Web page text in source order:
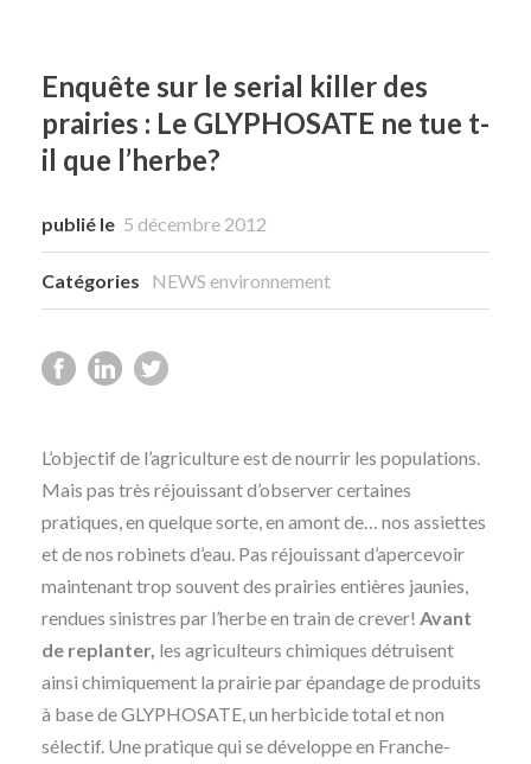
Enquête sur le serial killer des
prairies : Le GLYPHOSATE ne tue t-
il que l’herbe?
publié le 5 décembre 2012
Catégories NEWS environnement
L’objectif de l’agriculture est de nourrir les populations.
Mais pas très réjouissant d’observer certaines
pratiques, en quelque sorte, en amont de… nos assiettes
et de nos robinets d’eau. Pas réjouissant d’apercevoir
maintenant trop souvent des prairies entières jaunies,
rendues sinistres par l’herbe en train de crever! Avant
de replanter, les agriculteurs chimiques détruisent
ainsi chimiquement la prairie par épandage de produits
à base de GLYPHOSATE, un herbicide total et non
sélectif. Une pratique qui se développe en Franche-